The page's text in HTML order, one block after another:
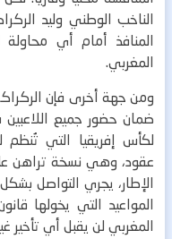
الناخب الوطني وليد
المنافذ أمام أي محاولة
المغربي.
ومن جهة أخرى فإن
ضمان حضور جميع
لكأس إفريقيا التي تُنظم
عقود، وهي نسخة تراهن
الإطار، يجري التواصل
المواعيد التي يخولها
المغربي لن يقبل أي تأخير